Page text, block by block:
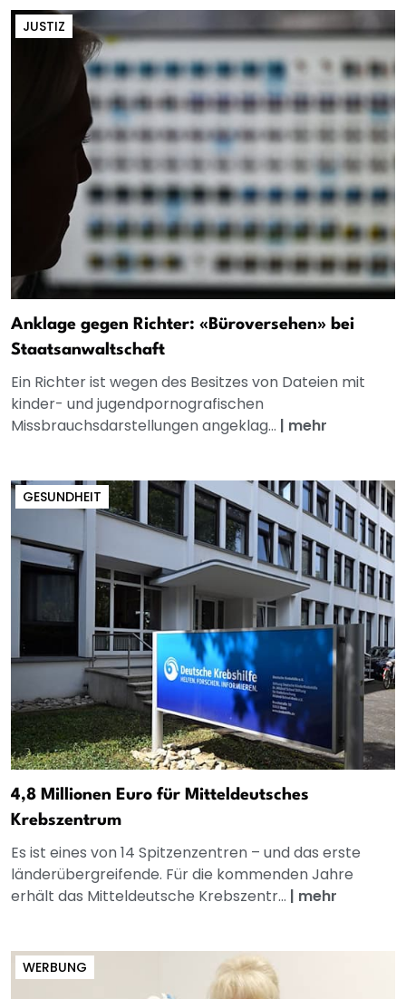
JUSTIZ
Anklage gegen Richter: «Büroversehen» bei
Staatsanwaltschaft
Ein Richter ist wegen des Besitzes von Dateien mit
kinder- und jugendpornografischen
Missbrauchsdarstellungen angeklag... | mehr
GESUNDHEIT
4,8 Millionen Euro für Mitteldeutsches
Krebszentrum
Es ist eines von 14 Spitzenzentren – und das erste
länderübergreifende. Für die kommenden Jahre
erhält das Mitteldeutsche Krebszentr... | mehr
WERBUNG